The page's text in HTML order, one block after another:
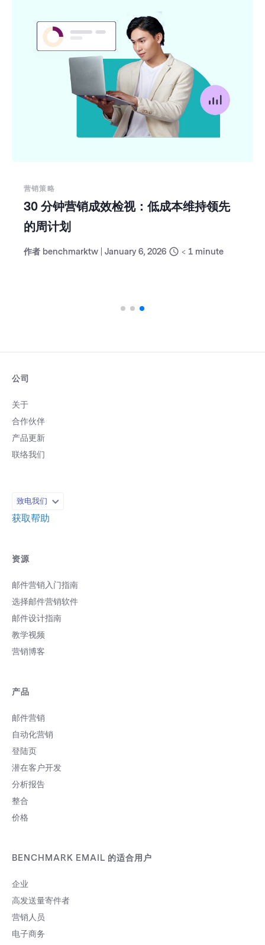
营销策略
30 分钟营销成效检视：低成本维持领先
的周计划
作者 benchmarktw January 6, 2026 < 1 minute
公司
关于
合作伙伴
产品更新
联络我们
致电我们
获取帮助
资源
邮件营销入门指南
选择邮件营销软件
邮件设计指南
教学视频
营销博客
产品
邮件营销
自动化营销
登陆页
潜在客户开发
分析报告
整合
价格
BENCHMARK EMAIL 的适合用户
企业
高发送量寄件者
营销人员
电子商务